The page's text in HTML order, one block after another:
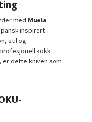
med Muela
inspirert
stil og
kokk
er dette kniven som